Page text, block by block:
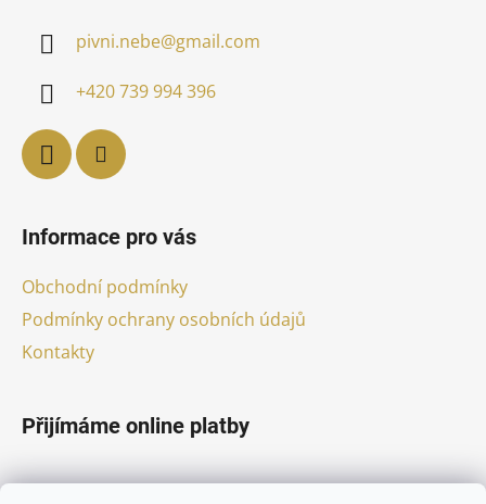
pivni.nebe@gmail.com
+420 739 994 396
Informace pro vás
Obchodní podmínky
Podmínky ochrany osobních údajů
Kontakty
Přijímáme online platby